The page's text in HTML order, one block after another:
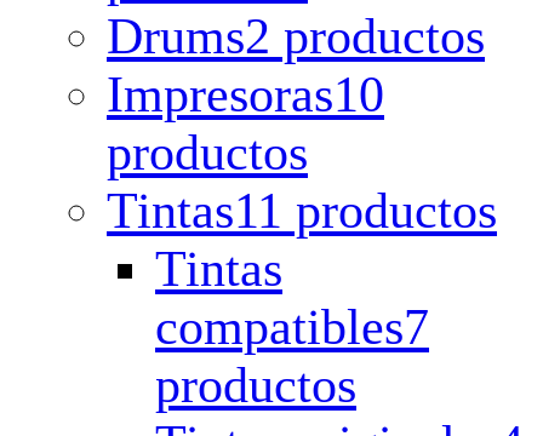
Drums2 productos
Impresoras10
productos
Tintas11 productos
Tintas
compatibles7
productos